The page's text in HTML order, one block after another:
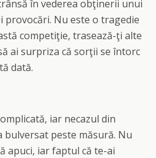
în vederea obţinerii unui
provocări. Nu este o tragedie
competiţie, trasează-ţi alte
ai surpriza că sorţii se întorc
dată.
iar necazul din
peste măsură. Nu
apuci, iar faptul că te-ai